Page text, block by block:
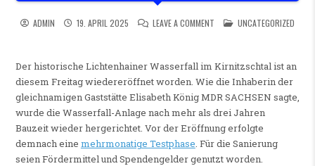
ADMIN 19. APRIL 2025 LEAVE A COMMENT ON SÄCHSISCHE SCHWEIZ:
POSTED IN
UNCATEGORIZED
Der historische Lichtenhainer Wasserfall im Kirnitzschtal ist an
diesem Freitag wiedereröffnet worden. Wie die Inhaberin der
gleichnamigen Gaststätte Elisabeth König MDR SACHSEN sagte,
wurde die Wasserfall-Anlage nach mehr als drei Jahren
Bauzeit wieder hergerichtet. Vor der Eröffnung erfolgte
demnach eine mehrmonatige Testphase. Für die Sanierung
seien Fördermittel und Spendengelder genutzt worden.